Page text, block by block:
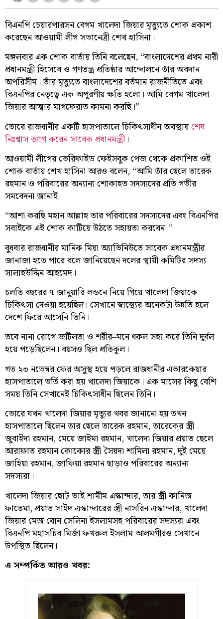
বিএনপি চেয়ারপারসন বেগম খালেদা জিয়ার মৃত্যুতে শোক প্রকাশ
করেছেন আওয়ামী লীগ সভানেত্রী শেখ হাসিনা।
মঙ্গলবার এক শোক বার্তায় তিনি বলেছেন, “বাংলাদেশের প্রথম নারী
প্রধানমন্ত্রী হিসেবে ও গণতন্ত্র প্রতিষ্ঠার আন্দোলনে তাঁর অবদান
অপরিসীম। তাঁর মৃত্যুতে বাংলাদেশের বর্তমান রাজনীতিতে এবং
বিএনপির নেতৃত্বে এক অপূরণীয় ক্ষতি হলো। আমি বেগম খালেদা
জিয়ার আত্মার মাগফেরাত কামনা করছি।”
ভোরে রাজধানীর একটি হাসপাতালে চিকিৎসাধীন অবস্থায়শেষ
নিঃশ্বাস ত্যাগ করেন সাবেক প্রধানমন্ত্রী।
আওয়ামী লীগের ভেরিফাইড ফেইসবুক পেজ থেকে প্রকাশিত ওই
শোক বার্তায় শেখ হাসিনা আরও বলেন, “আমি তাঁর ছেলে তারেক
রহমান ও পরিবারের অন‍্যান‍্য শোকাহত সদস্যদের প্রতি গভীর
সমবেদনা জানাই।
“আশা করছি মহান আল্লাহ তার পরিবারের সদস্যদের এবং বিএনপির
সবাইকে এই শোক কাটিয়ে উঠতে সহায়তা করবেন।”
বুধবার রাজধানীর মানিক মিয়া অ্যাভিনিউতে সাবেক প্রধানমন্ত্রীর
জানাজা হতে পারে বলে জানিয়েছেন দলের স্থায়ী কমিটির সদস্য
সালাহউদ্দিন আহমেদ।
চলতি বছরের ৭ জানুয়ারি লন্ডনে নিয়ে গিয়ে খালেদা জিয়াকে
চিকিৎসা দেওয়া হয়েছিল। সেখানে স্বাস্থ্যের অনেকটা উন্নতি হলে
দেশে ফিরে আসেনি তিনি।
তবে নানা রোগে জটিলতা ও শরীর–মনে ধকল সহ্য করে তিনি দুর্বল
হয়ে পড়েছিলেন। বয়সও ছিল প্রতিকূল।
গত ২৩ নভেম্বর ফের অসুস্থ হয়ে পড়লে রাজধানীর এভারকেয়ার
হাসপাতালে ভর্তি করা হয় খালেদা জিয়াকে। এক মাসের কিছু বেশি
সময় তিনি সেখানেই চিকিৎসাধীন ছিলেন তিনি।
ভোরে যখন খালেদা জিয়ার মৃত্যুর খবর জানানো হয় তখন
হাসপাতালে ছিলেন তার ছেলে তারেক রহমান, তারেকের স্ত্রী
জুবাইদা রহমান, মেয়ে জাইমা রহমান, খালেদা জিয়ার প্রয়াত ছেলে
আরাফাত রহমান কোকোর স্ত্রী সৈয়দা শামিলা রহমান, দুই মেয়ে
জাহিয়া রহমান, জাফিয়া রহমান ছাড়াও পরিবারের অন্যান্য
সদস্যরা।
খালেদা জিয়ার ছোট ভাই শামীম এস্কান্দার, তার স্ত্রী কানিজ
ফাতেমা, প্রয়াত সাইদ এস্কান্দারের স্ত্রী নাসরিন এস্কান্দার, খালেদা
জিয়ার মেজ বোন সেলিনা ইসলামসহ পরিবারের সদস্যরা এবং
বিএনপি মহাসচিব মির্জা ফখরুল ইসলাম আলমগীরও সেখানে
উপস্থিত ছিলেন।
এ সম্পর্কিত আরও খবর: